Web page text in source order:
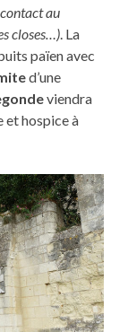
au
closes…). La
païen avec
d’une
viendra
et hospice à